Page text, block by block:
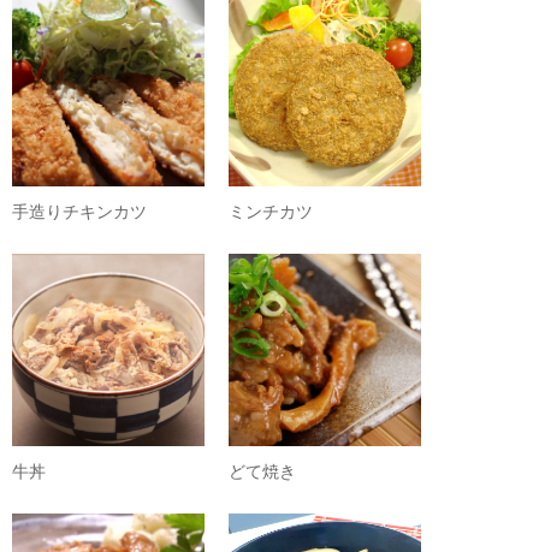
手造りチキンカツ ミンチカツ
牛丼 どて焼き